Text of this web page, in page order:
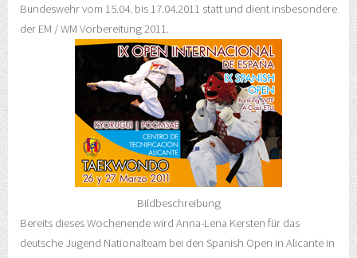
Bundeswehr vom 15.04. bis 17.04.2011 statt und dient insbesondere
der EM / WM Vorbereitung 2011.
Bildbeschreibung
Bereits dieses Wochenende wird Anna-Lena Kersten für das
deutsche Jugend Nationalteam bei den Spanish Open in Alicante in